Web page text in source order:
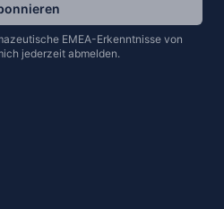
EMEA-Erkenntnisse von
jederzeit abmelden.